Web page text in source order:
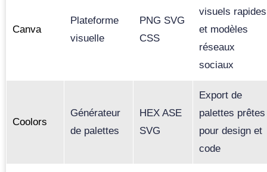
Canva
Plateforme
visuelle
PNG SVG
CSS
visuels rapides
et modèles
réseaux
sociaux
Coolors
Générateur
de palettes
HEX ASE
SVG
Export de
palettes prêtes
pour design et
code